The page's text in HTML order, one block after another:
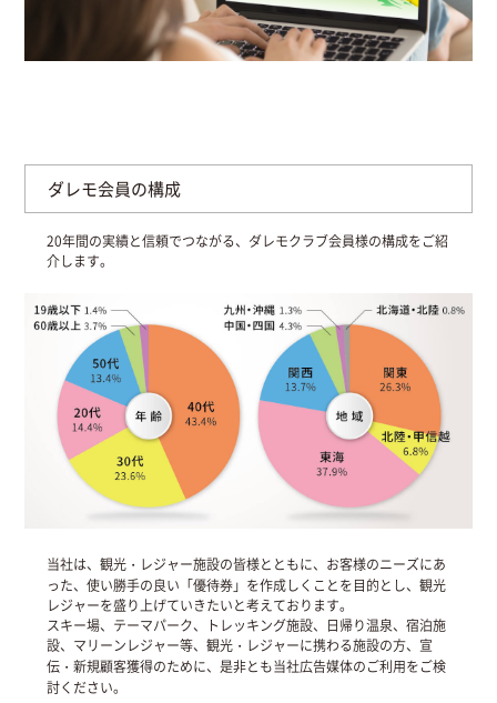
ダレモ会員の構成
20年間の実績と信頼でつながる、ダレモクラブ会員様の構成をご紹
介します。
当社は、観光・レジャー施設の皆様とともに、お客様のニーズにあ
った、使い勝手の良い「優待券」を作成しくことを目的とし、観光
レジャーを盛り上げていきたいと考えております。
スキー場、テーマパーク、トレッキング施設、日帰り温泉、宿泊施
設、マリーンレジャー等、観光・レジャーに携わる施設の方、宣
伝・新規顧客獲得のために、是非とも当社広告媒体のご利用をご検
討ください。